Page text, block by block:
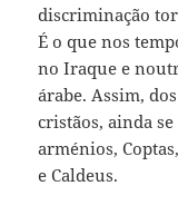
discriminação
É o que nos
no Iraque e
árabe. Assim,
cristãos, ainda
arménios,
e Caldeus.